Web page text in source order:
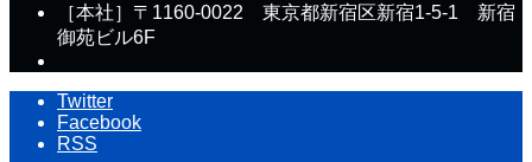
［本社］〒1160-0022 東京都新宿区新宿1-5-1 新宿
御苑ビル6F
Twitter
Facebook
RSS